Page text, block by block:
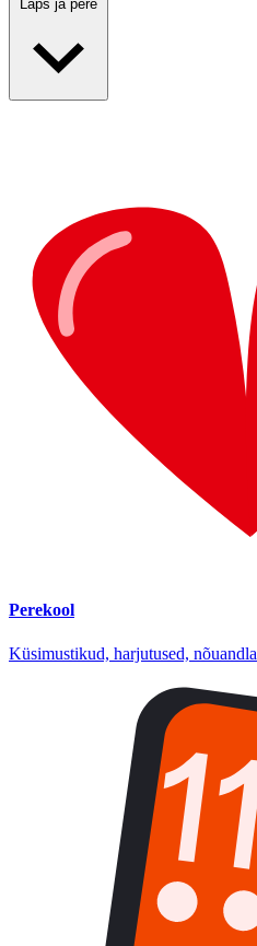
Laps ja pere
Perekool
Küsimustikud, harjutused, nõuandla